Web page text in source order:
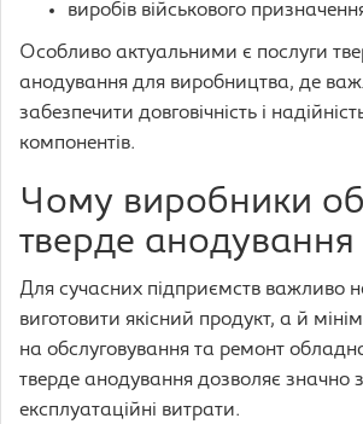
виробів військового
Особливо актуальними є послуги
анодування для виробництва, де
забезпечити довговічність і
компонентів.
Чому виробники
тверде анодування
Для сучасних підприємств важливо
виготовити якісний продукт, а й
на обслуговування та ремонт
тверде анодування дозволяє значно
експлуатаційні витрати.